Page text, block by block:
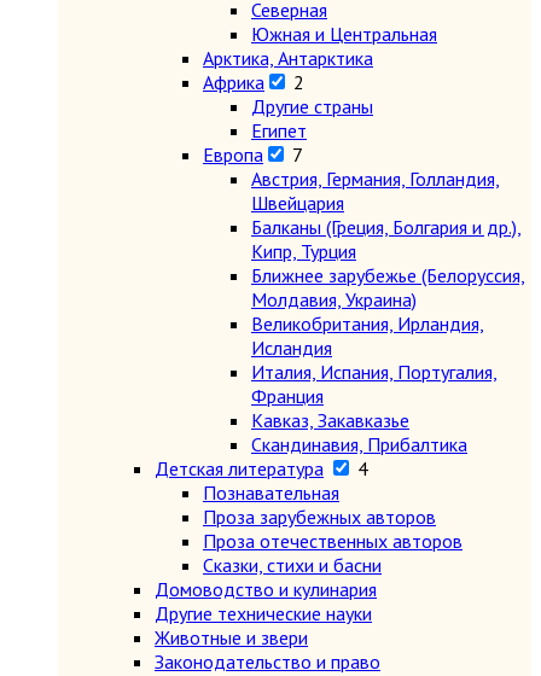
Северная
Южная и Центральная
Арктика, Антарктика
Африка
2
Другие страны
Египет
Европа
7
Австрия, Германия, Голландия,
Швейцария
Балканы (Греция, Болгария и др.),
Кипр, Турция
Ближнее зарубежье (Белоруссия,
Молдавия, Украина)
Великобритания, Ирландия,
Исландия
Италия, Испания, Португалия,
Франция
Кавказ, Закавказье
Скандинавия, Прибалтика
Детская литература
4
Познавательная
Проза зарубежных авторов
Проза отечественных авторов
Сказки, стихи и басни
Домоводство и кулинария
Другие технические науки
Животные и звери
Законодательство и право